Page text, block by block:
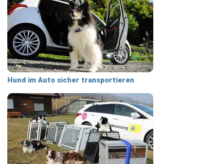
Hund im Auto sicher transportieren